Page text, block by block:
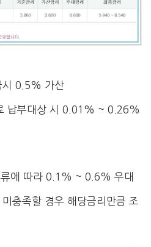
시 0.5% 가산
납부대상 시 0.01% ~ 0.26%
류에 따라 0.1% ~ 0.6% 우대
충족할 경우 해당금리만큼 조